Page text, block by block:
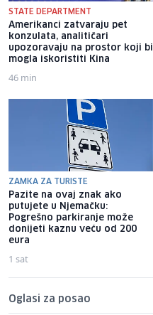
STATE DEPARTMENT
Amerikanci zatvaraju pet
konzulata, analitičari
upozoravaju na prostor koji bi
mogla iskoristiti Kina
46 min
ZAMKA ZA TURISTE
Pazite na ovaj znak ako
putujete u Njemačku:
Pogrešno parkiranje može
donijeti kaznu veću od 200
eura
1 sat
Oglasi za posao